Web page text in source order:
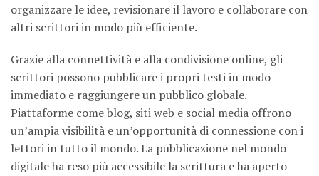
organizzare le idee, revisionare il lavoro e collaborare con
altri scrittori in modo più efficiente.
Grazie alla connettività e alla condivisione online, gli
scrittori possono pubblicare i propri testi in modo
immediato e raggiungere un pubblico globale.
Piattaforme come blog, siti web e social media offrono
un’ampia visibilità e un’opportunità di connessione con i
lettori in tutto il mondo. La pubblicazione nel mondo
digitale ha reso più accessibile la scrittura e ha aperto